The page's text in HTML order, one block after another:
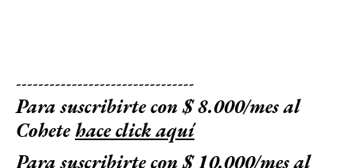
--------------------------------
Para suscribirte con $ 8.000/mes al
Cohetehace click aquí
Para suscribirte con $ 10.000/mes al